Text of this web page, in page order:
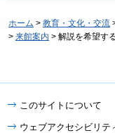
ホーム > 教育・文化・交流
> 来館案内 > 解説を希望す
このサイトについて
ウェブアクセシビリテ